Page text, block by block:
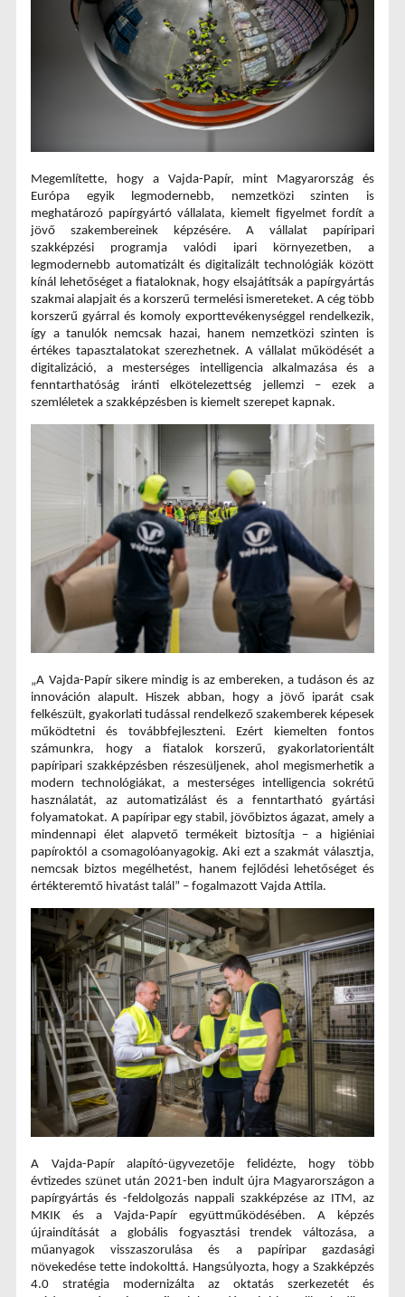
Megemlítette, hogy a Vajda-Papír, mint Magyarország és
Európa egyik legmodernebb, nemzetközi szinten is
meghatározó papírgyártó vállalata, kiemelt figyelmet fordít a
jövő szakembereinek képzésére. A vállalat papíripari
szakképzési programja valódi ipari környezetben, a
legmodernebb automatizált és digitalizált technológiák között
kínál lehetőséget a fiataloknak, hogy elsajátítsák a papírgyártás
szakmai alapjait és a korszerű termelési ismereteket. A cég több
korszerű gyárral és komoly exporttevékenységgel rendelkezik,
így a tanulók nemcsak hazai, hanem nemzetközi szinten is
értékes tapasztalatokat szerezhetnek. A vállalat működését a
digitalizáció, a mesterséges intelligencia alkalmazása és a
fenntarthatóság iránti elkötelezettség jellemzi – ezek a
szemléletek a szakképzésben is kiemelt szerepet kapnak.
„A Vajda-Papír sikere mindig is az embereken, a tudáson és az
innováción alapult. Hiszek abban, hogy a jövő iparát csak
felkészült, gyakorlati tudással rendelkező szakemberek képesek
működtetni és továbbfejleszteni. Ezért kiemelten fontos
számunkra, hogy a fiatalok korszerű, gyakorlatorientált
papíripari szakképzésben részesüljenek, ahol megismerhetik a
modern technológiákat, a mesterséges intelligencia sokrétű
használatát, az automatizálást és a fenntartható gyártási
folyamatokat. A papíripar egy stabil, jövőbiztos ágazat, amely a
mindennapi élet alapvető termékeit biztosítja – a higiéniai
papíroktól a csomagolóanyagokig. Aki ezt a szakmát választja,
nemcsak biztos megélhetést, hanem fejlődési lehetőséget és
értékteremtő hivatást talál” – fogalmazott Vajda Attila.
A Vajda-Papír alapító-ügyvezetője felidézte, hogy több
évtizedes szünet után 2021-ben indult újra Magyarországon a
papírgyártás és -feldolgozás nappali szakképzése az ITM, az
MKIK és a Vajda-Papír együttműködésében. A képzés
újraindítását a globális fogyasztási trendek változása, a
műanyagok visszaszorulása és a papíripar gazdasági
növekedése tette indokolttá. Hangsúlyozta, hogy a Szakképzés
4.0 stratégia modernizálta az oktatás szerkezetét és